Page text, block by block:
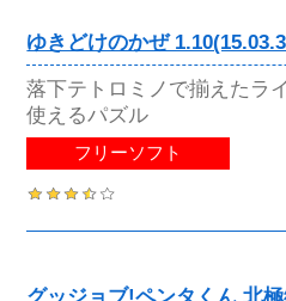
ゆきどけのかぜ
落下テトロミノで揃えたラ
使えるパズル
フリーソフト
グッジョブ!ペンタくん 北